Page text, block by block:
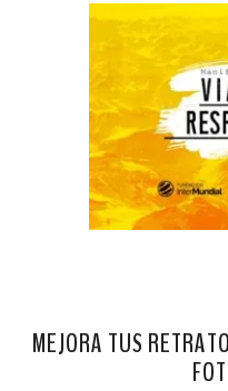
MEJORA TUS